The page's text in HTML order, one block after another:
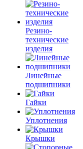
Резино-
технические
изделия
Линейные
подшипники
Гайки
Уплотнения
Крышки